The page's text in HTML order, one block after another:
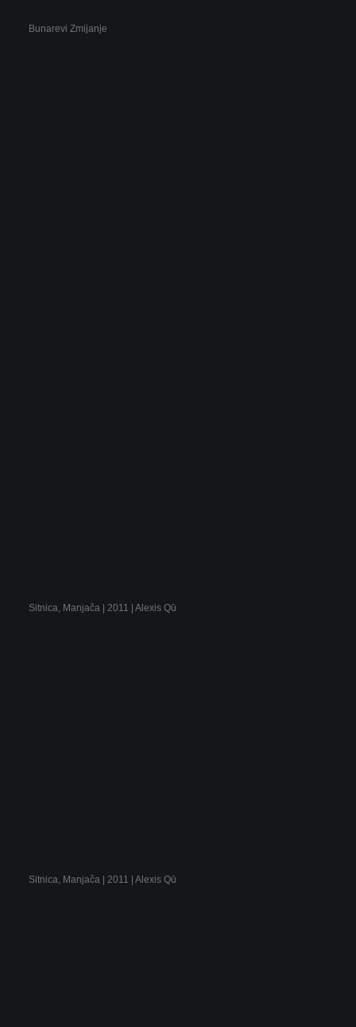
Bunarevi Zmijanje
Sitnica, Manjača | 2011 | Alexis Qū
Sitnica, Manjača | 2011 | Alexis Qū